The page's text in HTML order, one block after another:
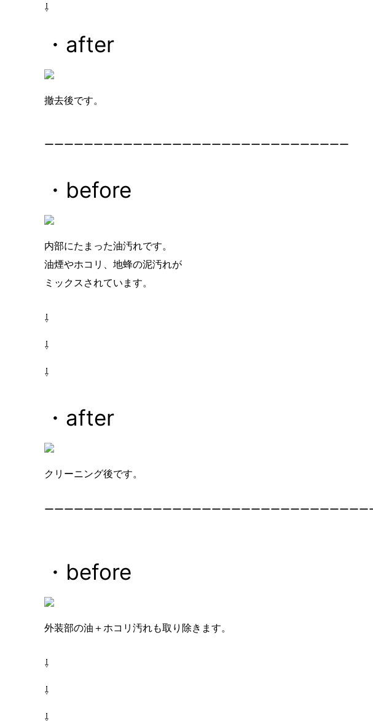
⇩
・after
撤去後です。
ーーーーーーーーーーーーーーーーーーーーーーーーーーーーーーー
・before
内部にたまった油汚れです。
油煙やホコリ、地蜂の泥汚れが
ミックスされています。
⇩
⇩
⇩
・after
クリーニング後です。
ーーーーーーーーーーーーーーーーーーーーーーーーーーーーーーーーー
・before
外装部の油＋ホコリ汚れも取り除きます。
⇩
⇩
⇩